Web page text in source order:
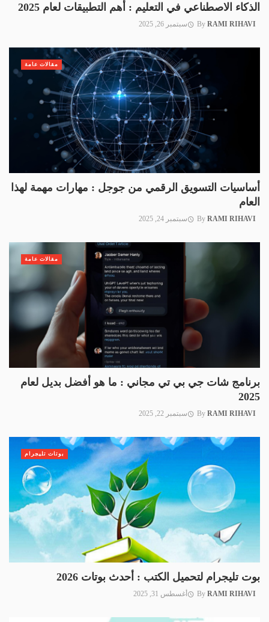
الذكاء الاصطناعي في التعليم : أهم التطبيقات لعام 2025
By RAMI RIHAVI سبتمبر 26, 2025
أساسيات التسويق الرقمي من جوجل : مهارات مهمة لهذا
العام
By RAMI RIHAVI سبتمبر 24, 2025
مقالات عامة
برنامج شات جي بي تي مجاني : ما هو أفضل بديل لعام
2025
By RAMI RIHAVI سبتمبر 22, 2025
مقالات عامة
بوت تليجرام لتحميل الكتب : أحدث بوتات 2026
By RAMI RIHAVI أغسطس 31, 2025
بوتات تليجرام